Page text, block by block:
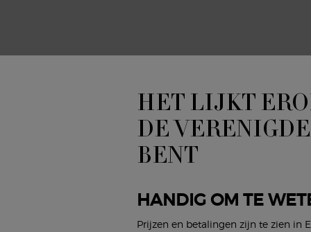
HET LIJKT
DE
BENT
HANDIG OM TE
Prijzen en betalingen zijn te zien in